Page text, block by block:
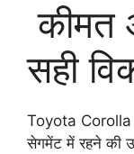
कीमत
सही
Toyota Corolla
सेगमेंट में रहने की